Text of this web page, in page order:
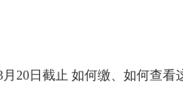
20日截止 如何缴、如何查看